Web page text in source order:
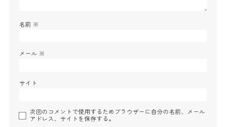
名前 ※
メール ※
サイト
次回のコメントで使用するためブラウザーに自分の名前、メール
アドレス、サイトを保存する。